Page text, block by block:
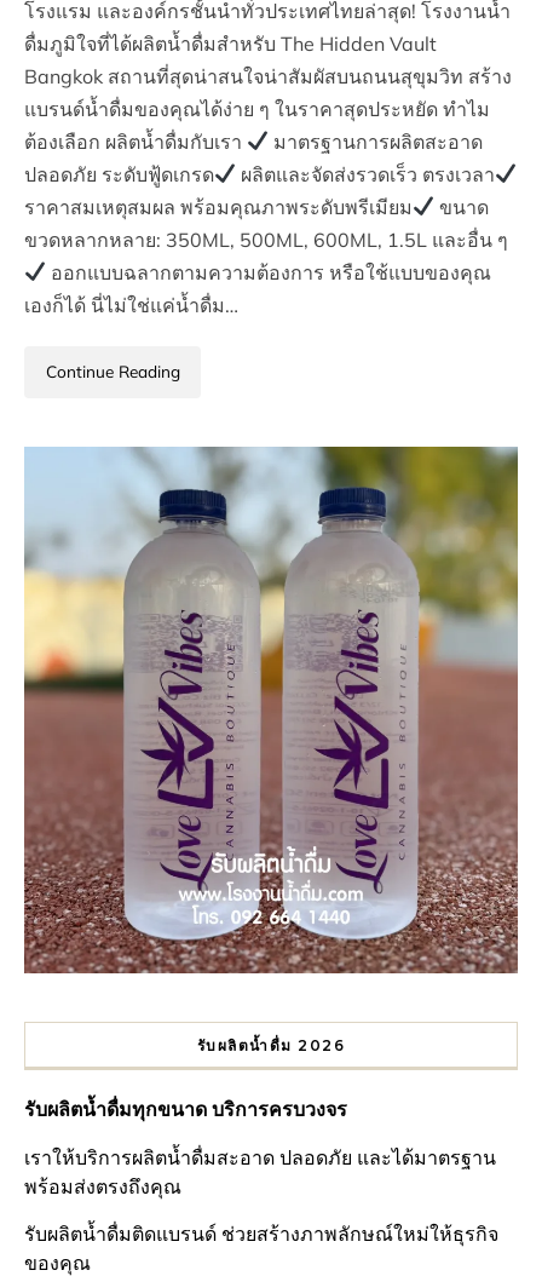
โรงแรม และองค์กรชั้นนำทั่วประเทศไทยล่าสุด! โรงงานน้ำ
ดื่มภูมิใจที่ได้ผลิตน้ำดื่มสำหรับ The Hidden Vault
Bangkok สถานที่สุดน่าสนใจน่าสัมผัสบนถนนสุขุมวิท สร้าง
แบรนด์น้ำดื่มของคุณได้ง่าย ๆ ในราคาสุดประหยัด ทำไม
ต้องเลือก ผลิตน้ำดื่มกับเรา
มาตรฐานการผลิตสะอาด
ปลอดภัย ระดับฟู้ดเกรด
ผลิตและจัดส่งรวดเร็ว ตรงเวลา
ราคาสมเหตุสมผล พร้อมคุณภาพระดับพรีเมียม
ขนาด
ขวดหลากหลาย: 350ML, 500ML, 600ML, 1.5L และอื่น ๆ
ออกแบบฉลากตามความต้องการ หรือใช้แบบของคุณ
เองก็ได้ นี่ไม่ใช่แค่น้ำดื่ม…
Continue Reading
รับผลิตน้ำดื่ม 2026
รับผลิตน้ำดื่มทุกขนาด บริการครบวงจร
เราให้บริการผลิตน้ำดื่มสะอาด ปลอดภัย และได้มาตรฐาน
พร้อมส่งตรงถึงคุณ
รับผลิตน้ำดื่มติดแบรนด์ ช่วยสร้างภาพลักษณ์ใหม่ให้ธุรกิจ
ของคุณ